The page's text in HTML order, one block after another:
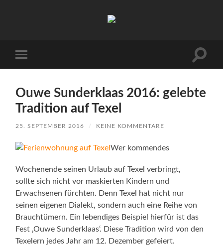
Familie
Menü
Ouwe Sunderklaas 2016: gelebte
Tradition auf Texel
25. SEPTEMBER 2016 / KEINE KOMMENTARE
Wer kommendes
Wochenende seinen Urlaub auf Texel verbringt,
sollte sich nicht vor maskierten Kindern und
Erwachsenen fürchten. Denn Texel hat nicht nur
seinen eigenen Dialekt, sondern auch eine Reihe von
Brauchtümern. Ein lebendiges Beispiel hierfür ist das
Fest ‚Ouwe Sunderklaas‘. Diese Tradition wird von den
Texelern jedes Jahr am 12. Dezember gefeiert.